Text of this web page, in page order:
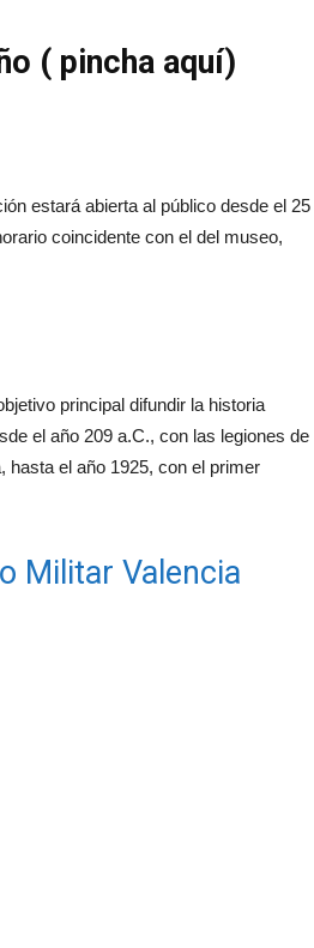
( pincha aquí)
estará abierta al público desde el 25
coincidente con el del museo,
principal difundir la historia
el año 209 a.C., con las legiones de
hasta el año 1925, con el primer
Militar Valencia